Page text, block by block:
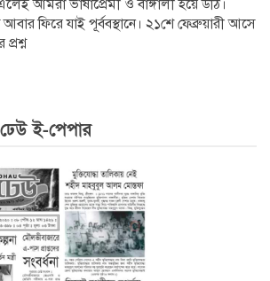
আমরা ভাষাপ্রেমী ও বাঙ্গালী হয়ে উঠি।
আবার ফিরে যাই পূর্ববস্থানে। ২১শে ফেব্রুয়ারী আসে
ই-পেপার